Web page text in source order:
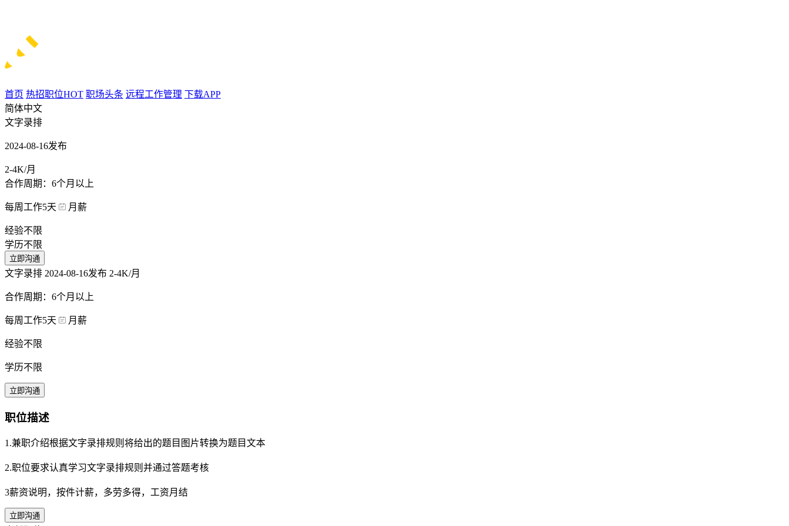
首页 热招职位HOT 职场头条 远程工作管理 下载APP
简体中文
文字录排
2024-08-16发布
2-4K/月
合作周期：6个月以上
每周工作5天 月薪
经验不限
学历不限
立即沟通
文字录排 2024-08-16发布 2-4K/月
合作周期：6个月以上
每周工作5天 月薪
经验不限
学历不限
立即沟通
职位描述
1.兼职介绍根据文字录排规则将给出的题目图片转换为题目文本
2.职位要求认真学习文字录排规则并通过答题考核
3薪资说明，按件计薪，多劳多得，工资月结
立即沟通